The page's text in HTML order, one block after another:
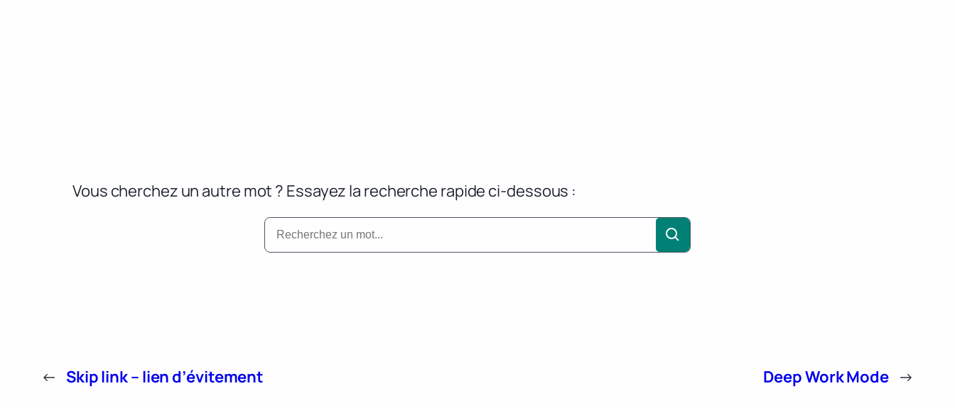
Vous cherchez un autre mot ? Essayez la recherche rapide ci-dessous :
← Skip link – lien d’évitement Deep Work Mode →